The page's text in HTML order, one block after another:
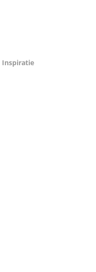
Inspiratie